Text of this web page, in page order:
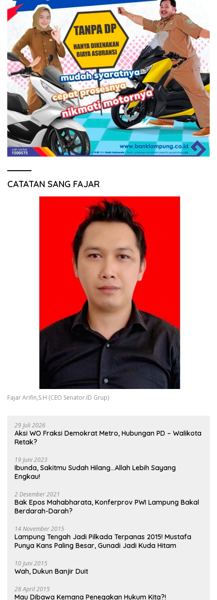
CATATAN SANG FAJAR
Fajar Arifin,S.H (CEO Senator.ID Grup)
29 Juli 2026
Aksi WO Fraksi Demokrat Metro, Hubungan PD – Walikota
Retak?
19 Juni 2023
Ibunda, Sakitmu Sudah Hilang…Allah Lebih Sayang
Engkau!
2 Desember 2021
Bak Epos Mahabharata, Konferprov PWI Lampung Bakal
Berdarah-Darah?
14 November 2015
Lampung Tengah Jadi Pilkada Terpanas 2015! Mustafa
Punya Kans Paling Besar, Gunadi Jadi Kuda Hitam
10 Juni 2015
Wah, Dukun Banjir Duit
28 April 2015
Mau Dibawa Kemana Penegakan Hukum Kita?!